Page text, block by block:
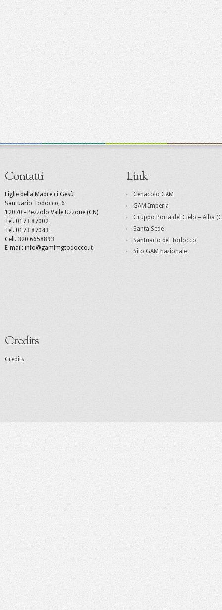
Contatti
Figlie della Madre di Gesù
Santuario Todocco, 6
12070 - Pezzolo Valle Uzzone (CN)
Tel. 0173 87002
Tel. 0173 87043
Cell. 320 6658893
E-mail: info@gamfmgtodocco.it
Link
Cenacolo GAM
GAM Imperia
Gruppo Porta del Cielo – Alba
Santa Sede
Santuario del Todocco
Sito GAM nazionale
Credits
Credits